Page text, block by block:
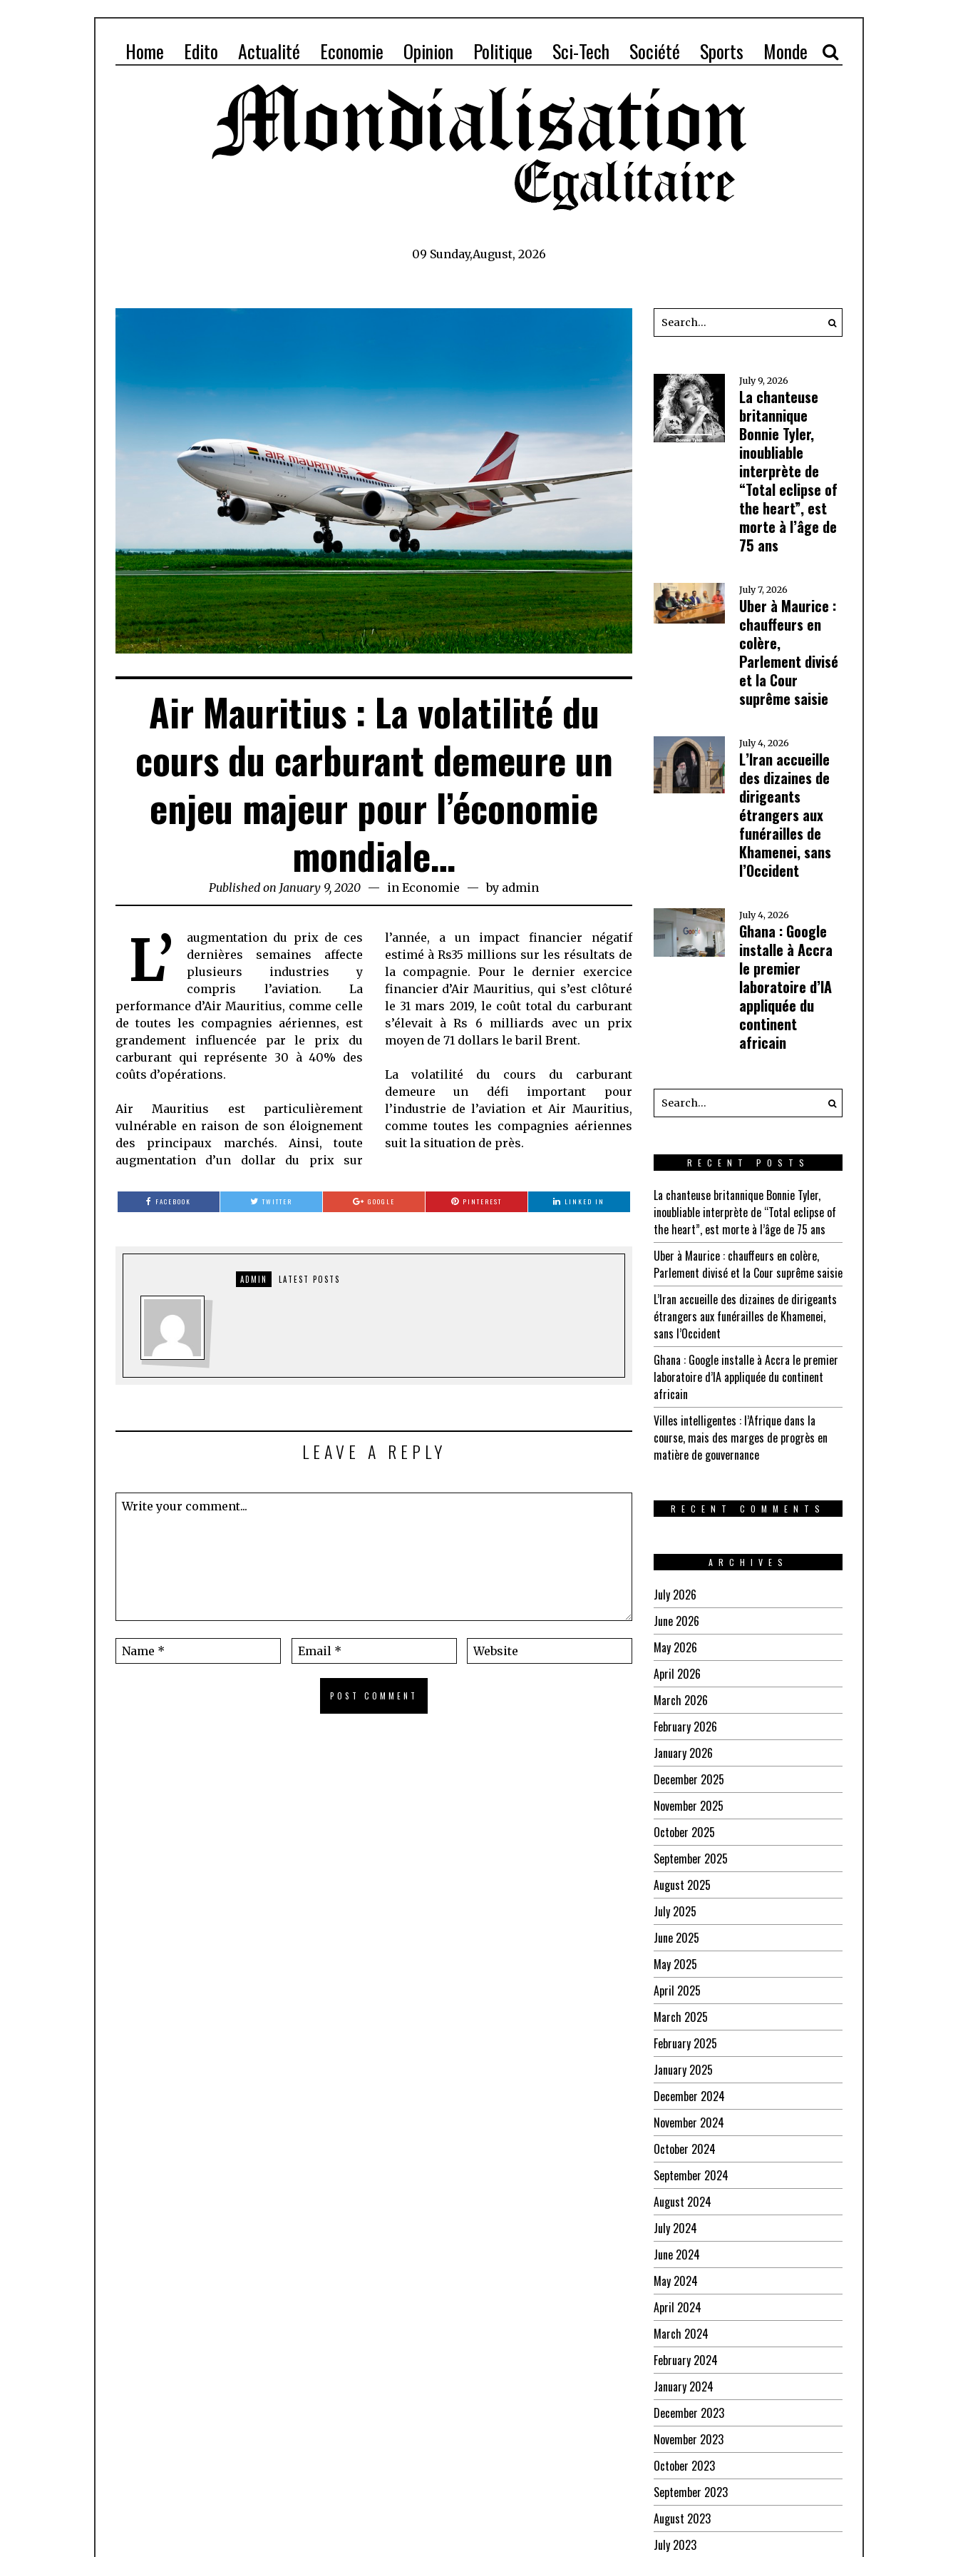
Home Edito Actualité Economie Opinion Politique Sci-Tech Société Sports Monde
09 Sunday,August, 2026
Air Mauritius : La volatilité du
cours du carburant demeure un
enjeu majeur pour l’économie
mondiale…
Published on January 9, 2020 January
9,
in Economie by admin
L’
augmentation du prix de ces
dernières semaines affecte
plusieurs industries y
compris l’aviation. La
performance d’Air Mauritius, comme celle
de toutes les compagnies aériennes, est
grandement influencée par le prix du
carburant qui représente 30 à 40% des
coûts d’opérations.
Air Mauritius est particulièrement
vulnérable en raison de son éloignement
des principaux marchés. Ainsi, toute
augmentation d’un dollar du prix sur
l’année, a un impact financier négatif
estimé à Rs35 millions sur les résultats de
la compagnie. Pour le dernier exercice
financier d’Air Mauritius, qui s’est clôturé
le 31 mars 2019, le coût total du carburant
s’élevait à Rs 6 milliards avec un prix
moyen de 71 dollars le baril Brent.
La volatilité du cours du carburant
demeure un défi important pour
l’industrie de l’aviation et Air Mauritius,
comme toutes les compagnies aériennes
suit la situation de près.
FACEBOOK TWITTER GOOGLE PINTEREST LINKED IN
ADMIN LATEST POSTS
LEAVE A REPLY
July 9, 2026
La chanteuse
britannique
Bonnie Tyler,
inoubliable
interprète de
“Total eclipse of
the heart”, est
morte à l’âge de
75 ans
July 7, 2026
Uber à Maurice :
chauffeurs en
colère,
Parlement divisé
et la Cour
suprême saisie
July 4, 2026
L’Iran accueille
des dizaines de
dirigeants
étrangers aux
funérailles de
Khamenei, sans
l’Occident
July 4, 2026
Ghana : Google
installe à Accra
le premier
laboratoire d’IA
appliquée du
continent
africain
RECENT POSTS
La chanteuse britannique Bonnie Tyler,
inoubliable interprète de “Total eclipse of
the heart”, est morte à l’âge de 75 ans
Uber à Maurice : chauffeurs en colère,
Parlement divisé et la Cour suprême saisie
L’Iran accueille des dizaines de dirigeants
étrangers aux funérailles de Khamenei,
sans l’Occident
Ghana : Google installe à Accra le premier
laboratoire d’IA appliquée du continent
africain
Villes intelligentes : l’Afrique dans la
course, mais des marges de progrès en
matière de gouvernance
RECENT COMMENTS
ARCHIVES
July 2026
June 2026
May 2026
April 2026
March 2026
February 2026
January 2026
December 2025
November 2025
October 2025
September 2025
August 2025
July 2025
June 2025
May 2025
April 2025
March 2025
February 2025
January 2025
December 2024
November 2024
October 2024
September 2024
August 2024
July 2024
June 2024
May 2024
April 2024
March 2024
February 2024
January 2024
December 2023
November 2023
October 2023
September 2023
August 2023
July 2023